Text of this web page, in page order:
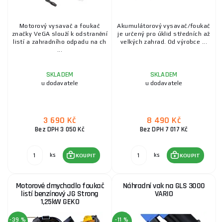
Motorový vysavač a foukač
značky VeGA slouží k odstranění
listí a zahradního odpadu na ch
...
SKLADEM
u dodavatele
3 690 Kč
Bez DPH 3 050 Kč
ks KOUPIT
Akumulátorový vysavač/foukač
je určený pro úklid středních až
velkých zahrad. Od výrobce ...
SKLADEM
u dodavatele
8 490 Kč
Bez DPH 7 017 Kč
ks KOUPIT
Motorové dmychadlo foukač
listí benzínový JG Strong
1,25kW GEKO
-39 %
Náhradní vak na GLS 3000
VARIO
-11 %